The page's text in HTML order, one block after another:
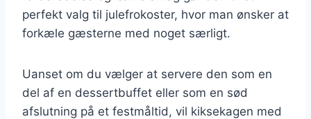
perfekt valg til julefrokoster, hvor man ønsker at
forkæle gæsterne med noget særligt.
Uanset om du vælger at servere den som en
del af en dessertbuffet eller som en sød
afslutning på et festmåltid, vil kiksekagen med